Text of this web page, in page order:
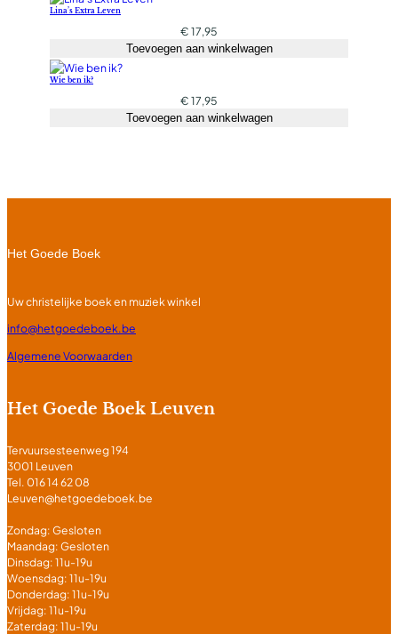
Lina’s Extra Leven
€17,95
Toevoegen aan winkelwagen
Wie ben ik?
€17,95
Toevoegen aan winkelwagen
Het Goede Boek
Uw christelijke boek en muziek winkel
info@hetgoedeboek.be
Algemene Voorwaarden
Het Goede Boek Leuven
Tervuursesteenweg 194
3001 Leuven
Tel. 016 14 62 08
Leuven@hetgoedeboek.be
Zondag: Gesloten
Maandag: Gesloten
Dinsdag: 11u-19u
Woensdag: 11u-19u
Donderdag: 11u-19u
Vrijdag: 11u-19u
Zaterdag: 11u-19u